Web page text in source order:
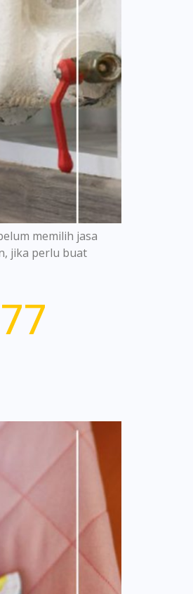
memilih jasa
jika perlu buat